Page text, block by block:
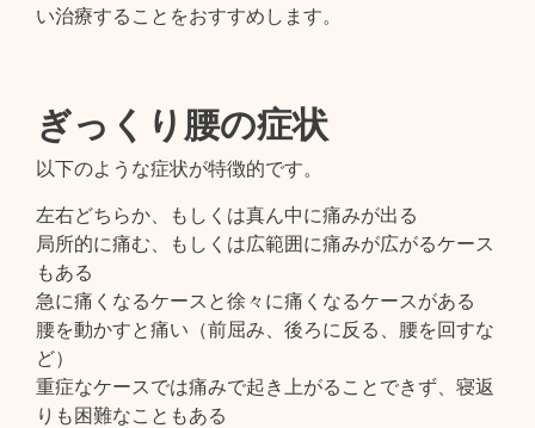
い治療することをおすすめします。
ぎっくり腰の症状
以下のような症状が特徴的です。
左右どちらか、もしくは真ん中に痛みが出る
局所的に痛む、もしくは広範囲に痛みが広がるケース
もある
急に痛くなるケースと徐々に痛くなるケースがある
腰を動かすと痛い（前屈み、後ろに反る、腰を回すな
ど）
重症なケースでは痛みで起き上がることできず、寝返
りも困難なこともある